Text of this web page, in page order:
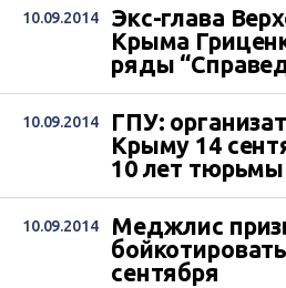
10.09.2014
Экс-глава
Крыма
ряды
10.09.2014
ГПУ:
Крыму 14
10 лет тюрьмы
10.09.2014
Меджлис
сентября